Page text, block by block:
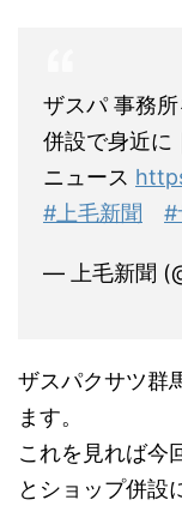
ザスパ 事務
併設で身近に
ニュース
#上毛新聞
#
— 上毛新聞
ザスパクサツ群
ます。
これを見れば今
とショップ併設